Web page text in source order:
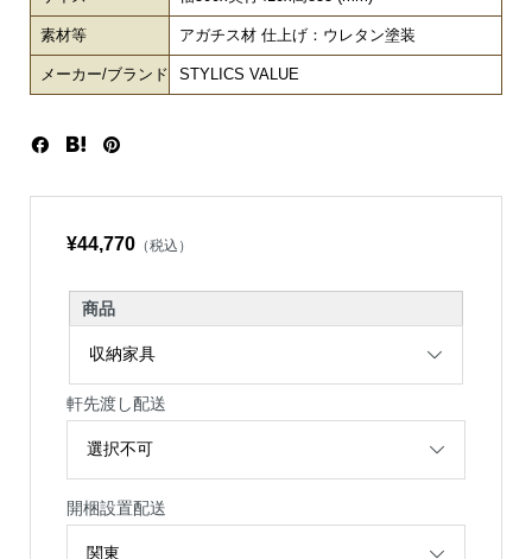
素材等 アガチス材 仕上げ：ウレタン塗装
メーカー/ブランド STYLICS VALUE
¥44,770（税込）
商品
軒先渡し配送
開梱設置配送